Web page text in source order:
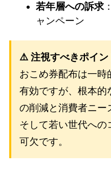
若年層への訴求
ャンペーン
⚠️ 注視すべきポイン
おこめ券配布は一時
有効ですが、根本的
の削減と消費者ニー
そして若い世代への
可欠です。